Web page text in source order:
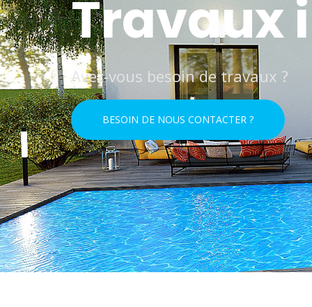
Travaux
Avez-vous besoin de travaux ?
BESOIN DE NOUS CONTACTER ?